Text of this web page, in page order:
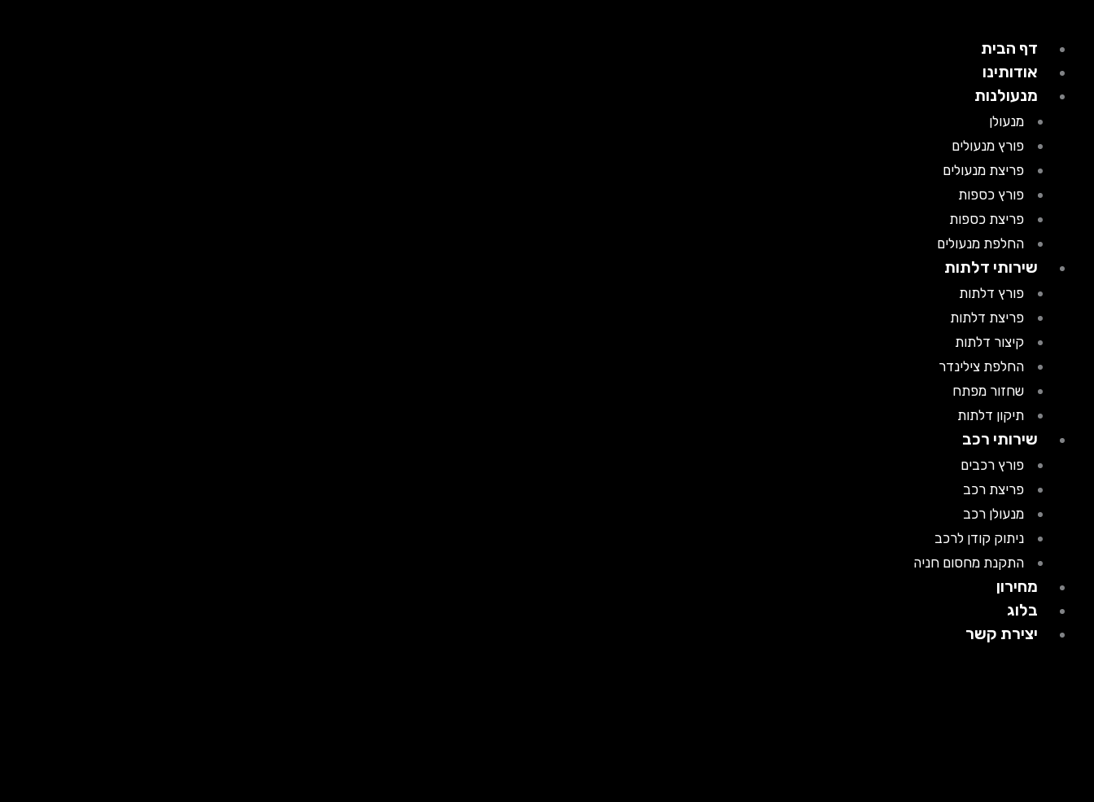
דף הבית
אודותינו
מנעולנות
מנעולן
פורץ מנעולים
פריצת מנעולים
פורץ כספות
פריצת כספות
החלפת מנעולים
שירותי דלתות
פורץ דלתות
פריצת דלתות
קיצור דלתות
החלפת צילינדר
שחזור מפתח
תיקון דלתות
שירותי רכב
פורץ רכבים
פריצת רכב
מנעולן רכב
ניתוק קודן לרכב
התקנת מחסום חניה
מחירון
בלוג
יצירת קשר